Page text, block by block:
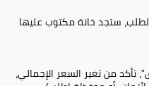
ستجد خانة مكتوب عليها
تأكد من تغير السعر الإجمالي،